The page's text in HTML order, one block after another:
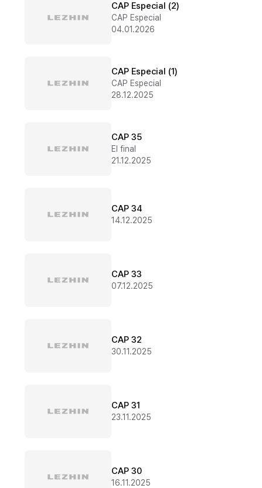
CAP Especial (2)
CAP Especial
04.01.2026
CAP Especial (1)
CAP Especial
28.12.2025
CAP 35
El final
21.12.2025
CAP 34
14.12.2025
CAP 33
07.12.2025
CAP 32
30.11.2025
CAP 31
23.11.2025
CAP 30
16.11.2025